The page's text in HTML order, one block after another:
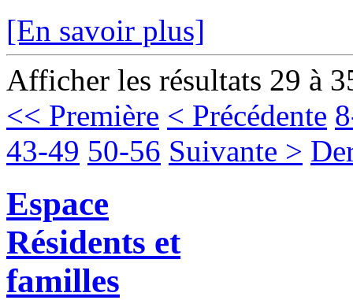
[En savoir plus]
Afficher les résultats 29 à
<< Première < Précédente
43-49 50-56 Suivante >
Espace
Résidents et
familles